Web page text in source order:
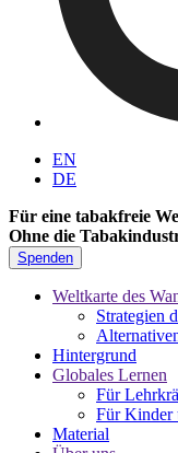
EN
DE
Für eine tabakfreie
Ohne die
Spenden
Weltkarte des
Strategien
Hintergrund
Globales Lernen
Für
Für Kinder
Material